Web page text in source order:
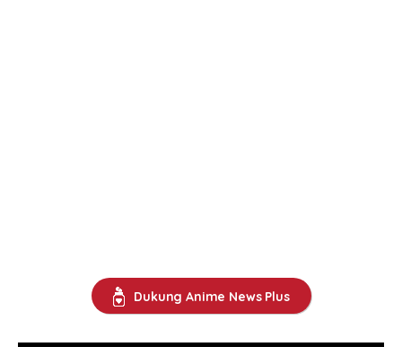
Dukung Anime News Plus